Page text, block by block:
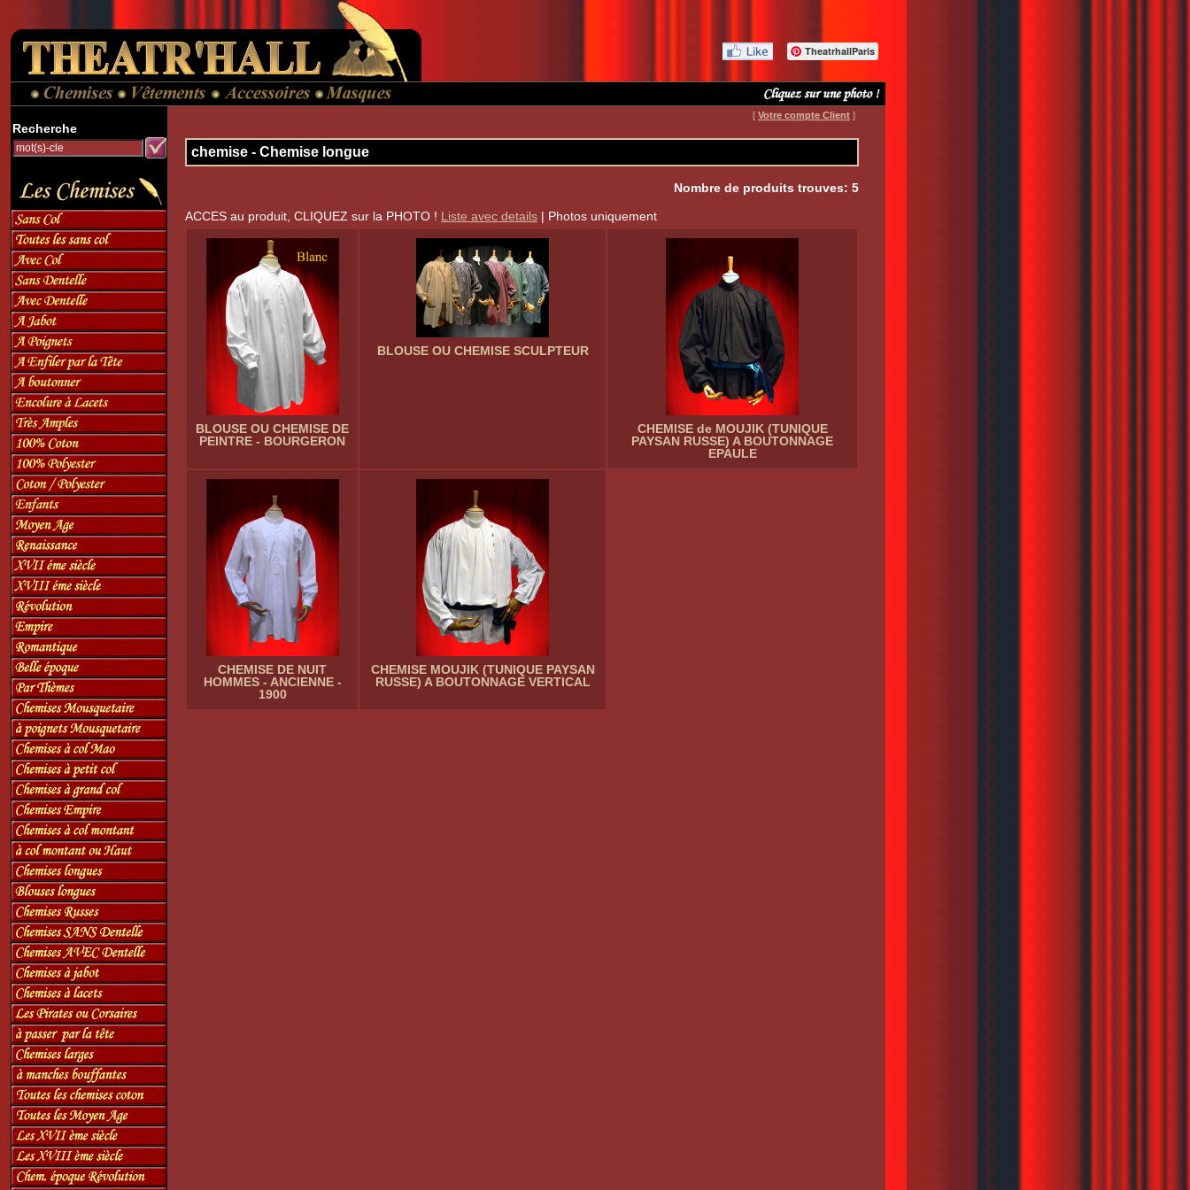
TheatrhallParis
Recherche
[ Votre compte Client ]
chemise - Chemise longue
Nombre de produits trouves: 5
ACCES au produit, CLIQUEZ sur la PHOTO ! Liste avec details | Photos uniquement
BLOUSE OU CHEMISE DE
PEINTRE - BOURGERON
BLOUSE OU CHEMISE SCULPTEUR
CHEMISE de MOUJIK (TUNIQUE
PAYSAN RUSSE) A BOUTONNAGE
EPAULE
CHEMISE DE NUIT
HOMMES - ANCIENNE -
1900
CHEMISE MOUJIK (TUNIQUE PAYSAN
RUSSE) A BOUTONNAGE VERTICAL